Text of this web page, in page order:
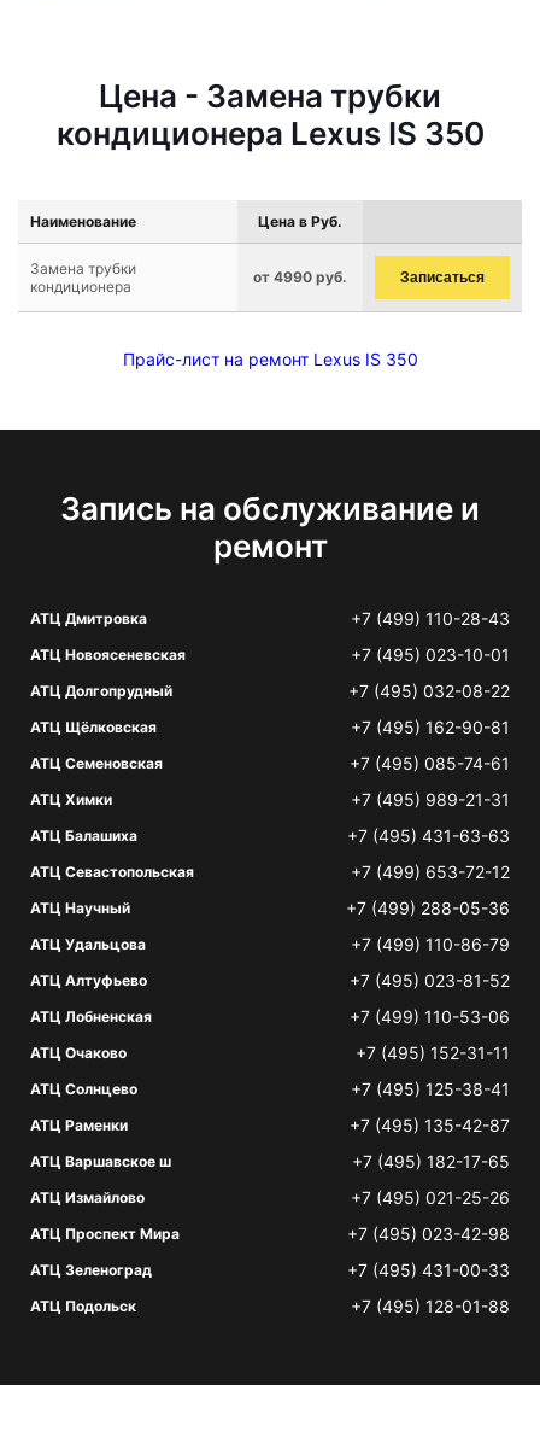
Цена - Замена трубки
кондиционера Lexus IS 350
Наименование Цена в Руб.
Замена трубки
кондиционера
от 4990 руб. Записаться
Прайс-лист на ремонт Lexus IS 350
Запись на обслуживание и
ремонт
АТЦ Дмитровка +7 (499) 110-28-43
АТЦ Новоясеневская +7 (495) 023-10-01
АТЦ Долгопрудный +7 (495) 032-08-22
АТЦ Щёлковская +7 (495) 162-90-81
АТЦ Семеновская +7 (495) 085-74-61
АТЦ Химки +7 (495) 989-21-31
АТЦ Балашиха +7 (495) 431-63-63
АТЦ Севастопольская +7 (499) 653-72-12
АТЦ Научный +7 (499) 288-05-36
АТЦ Удальцова +7 (499) 110-86-79
АТЦ Алтуфьево +7 (495) 023-81-52
АТЦ Лобненская +7 (499) 110-53-06
АТЦ Очаково +7 (495) 152-31-11
АТЦ Солнцево +7 (495) 125-38-41
АТЦ Раменки +7 (495) 135-42-87
АТЦ Варшавское ш +7 (495) 182-17-65
АТЦ Измайлово +7 (495) 021-25-26
АТЦ Проспект Мира +7 (495) 023-42-98
АТЦ Зеленоград +7 (495) 431-00-33
АТЦ Подольск +7 (495) 128-01-88